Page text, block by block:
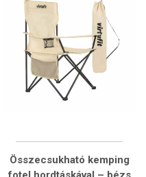
Összecsukható kemping